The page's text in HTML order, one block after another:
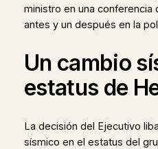
ministro en una conferencia
antes y un después en la
Un cambio
estatus de
La decisión del Ejecutivo
sísmico en el estatus del